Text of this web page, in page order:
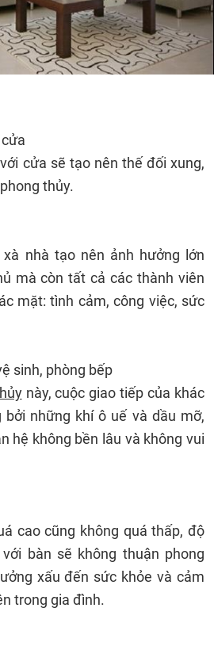
cửa sẽ tạo nên thế đối xung,
thủy.
nhà tạo nên ảnh hưởng lớn
mà còn tất cả các thành viên
mặt: tình cảm, công việc, sức
sinh, phòng bếp
này, cuộc giao tiếp của khác
những khí ô uế và dầu mỡ,
hệ không bền lâu và không vui
cao cũng không quá thấp, độ
bàn sẽ không thuận phong
xấu đến sức khỏe và cảm
trong gia đình.